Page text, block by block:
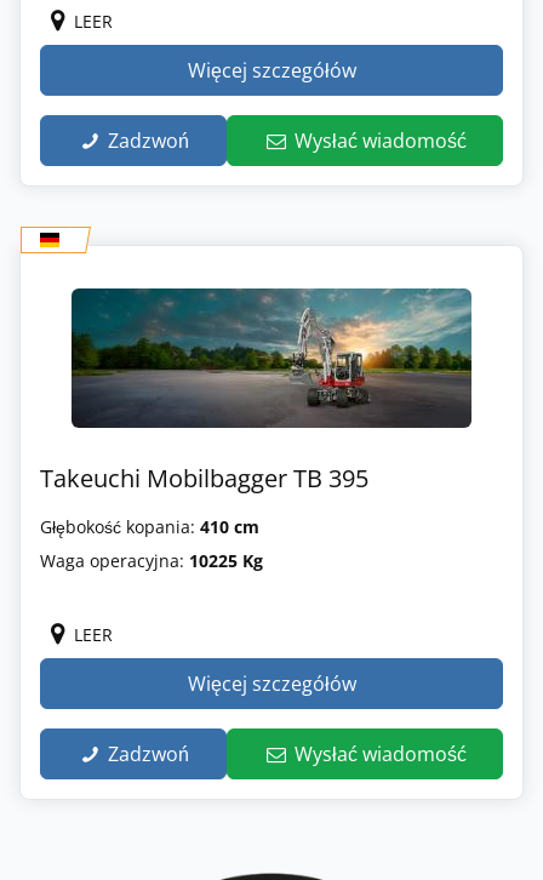
LEER
Więcej szczegółów
Zadzwoń Wysłać wiadomość
Takeuchi Mobilbagger TB 395
Głębokość kopania: 410 cm
Waga operacyjna: 10225 Kg
LEER
Więcej szczegółów
Zadzwoń Wysłać wiadomość